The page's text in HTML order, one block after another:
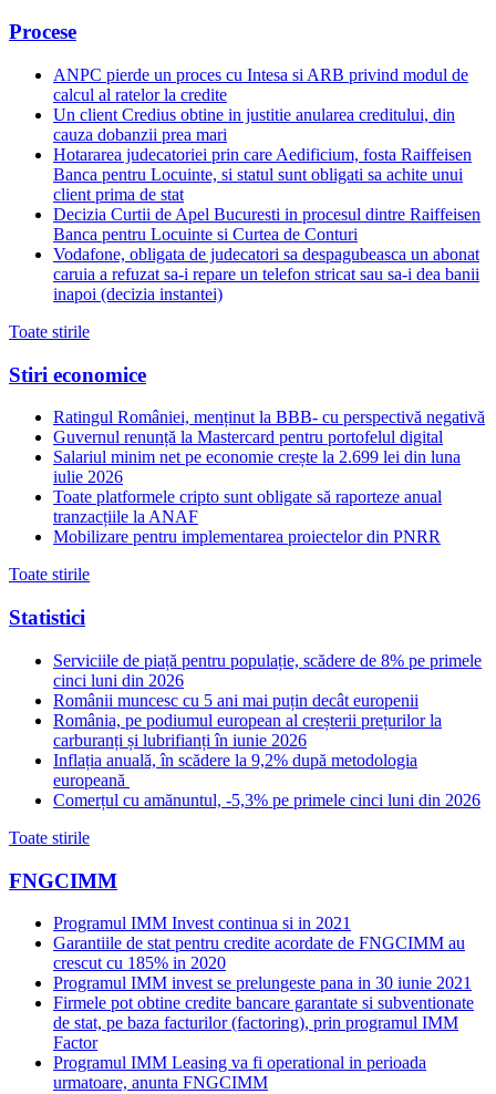
Procese
ANPC pierde un proces cu Intesa si ARB privind modul de
calcul al ratelor la credite
Un client Credius obtine in justitie anularea creditului, din
cauza dobanzii prea mari
Hotararea judecatoriei prin care Aedificium, fosta Raiffeisen
Banca pentru Locuinte, si statul sunt obligati sa achite unui
client prima de stat
Decizia Curtii de Apel Bucuresti in procesul dintre Raiffeisen
Banca pentru Locuinte si Curtea de Conturi
Vodafone, obligata de judecatori sa despagubeasca un abonat
caruia a refuzat sa-i repare un telefon stricat sau sa-i dea banii
inapoi (decizia instantei)
Toate stirile
Stiri economice
Ratingul României, menținut la BBB- cu perspectivă negativă
Guvernul renunță la Mastercard pentru portofelul digital
Salariul minim net pe economie crește la 2.699 lei din luna
iulie 2026
Toate platformele cripto sunt obligate să raporteze anual
tranzacțiile la ANAF
Mobilizare pentru implementarea proiectelor din PNRR
Toate stirile
Statistici
Serviciile de piață pentru populație, scădere de 8% pe primele
cinci luni din 2026
Românii muncesc cu 5 ani mai puțin decât europenii
România, pe podiumul european al creșterii prețurilor la
carburanți și lubrifianți în iunie 2026
Inflația anuală, în scădere la 9,2% după metodologia
europeană
Comerțul cu amănuntul, -5,3% pe primele cinci luni din 2026
Toate stirile
FNGCIMM
Programul IMM Invest continua si in 2021
Garantiile de stat pentru credite acordate de FNGCIMM au
crescut cu 185% in 2020
Programul IMM invest se prelungeste pana in 30 iunie 2021
Firmele pot obtine credite bancare garantate si subventionate
de stat, pe baza facturilor (factoring), prin programul IMM
Factor
Programul IMM Leasing va fi operational in perioada
urmatoare, anunta FNGCIMM